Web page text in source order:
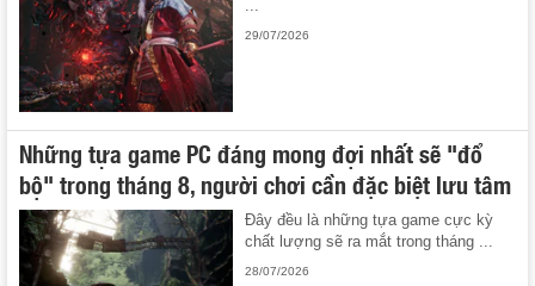
29/07/2026
Những tựa game PC đáng mong đợi nhất sẽ "đổ
bộ" trong tháng 8, người chơi cần đặc biệt lưu tâm
Đây đều là những tựa game cực kỳ
chất lượng sẽ ra mắt trong tháng ...
28/07/2026